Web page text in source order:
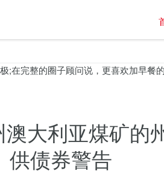
整的圈子顾问说，更喜欢加早​​餐的食
大利亚煤矿的
供债券警告